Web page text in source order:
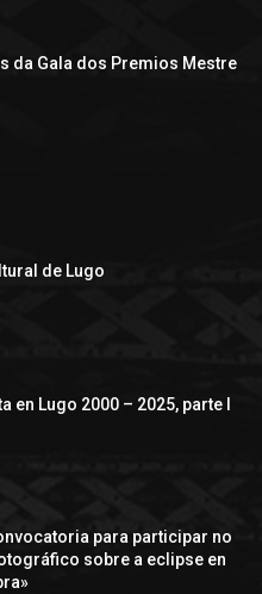
da Gala dos Premios Mestre
de Lugo
en Lugo 2000 – 2025, parte I
para participar no
sobre a eclipse en